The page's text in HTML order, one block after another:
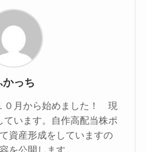
かっち
０月から始めました！ 現
います。自作高配当株ポ
資産形成をしていますの
を公開します。